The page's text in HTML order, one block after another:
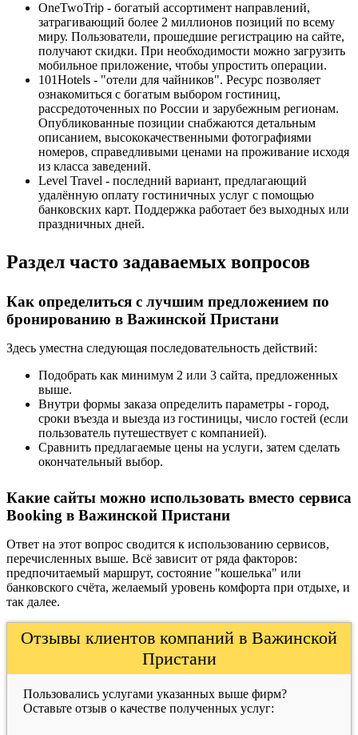
OneTwoTrip - богатый ассортимент направлений,
затрагивающий более 2 миллионов позиций по всему
миру. Пользователи, прошедшие регистрацию на сайте,
получают скидки. При необходимости можно загрузить
мобильное приложение, чтобы упростить операции.
101Hotels - "отели для чайников". Ресурс позволяет
ознакомиться с богатым выбором гостиниц,
рассредоточенных по России и зарубежным регионам.
Опубликованные позиции снабжаются детальным
описанием, высококачественными фотографиями
номеров, справедливыми ценами на проживание исходя
из класса заведений.
Level Travel - последний вариант, предлагающий
удалённую оплату гостиничных услуг с помощью
банковских карт. Поддержка работает без выходных или
праздничных дней.
Раздел часто задаваемых вопросов
Как определиться с лучшим предложением по
бронированию в Важинской Пристани
Здесь уместна следующая последовательность действий:
Подобрать как минимум 2 или 3 сайта, предложенных
выше.
Внутри формы заказа определить параметры - город,
сроки въезда и выезда из гостиницы, число гостей (если
пользователь путешествует с компанией).
Сравнить предлагаемые цены на услуги, затем сделать
окончательный выбор.
Какие сайты можно использовать вместо сервиса
Booking в Важинской Пристани
Ответ на этот вопрос сводится к использованию сервисов,
перечисленных выше. Всё зависит от ряда факторов:
предпочитаемый маршрут, состояние "кошелька" или
банковского счёта, желаемый уровень комфорта при отдыхе, и
так далее.
Отзывы клиентов компаний в Важинской
Пристани
Пользовались услугами указанных выше фирм?
Оставьте отзыв о качестве полученных услуг: